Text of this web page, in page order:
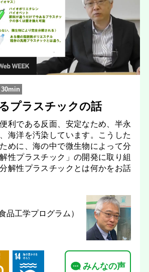
30min
プラスチックの話
利である反面、安定なため、半永
海洋を汚染しています。こうした
めに、海の中で微生物によって分
性プラスチック」の開発に取り組
解性プラスチックとは何かをお話
品工学プログラム）
みんなの声